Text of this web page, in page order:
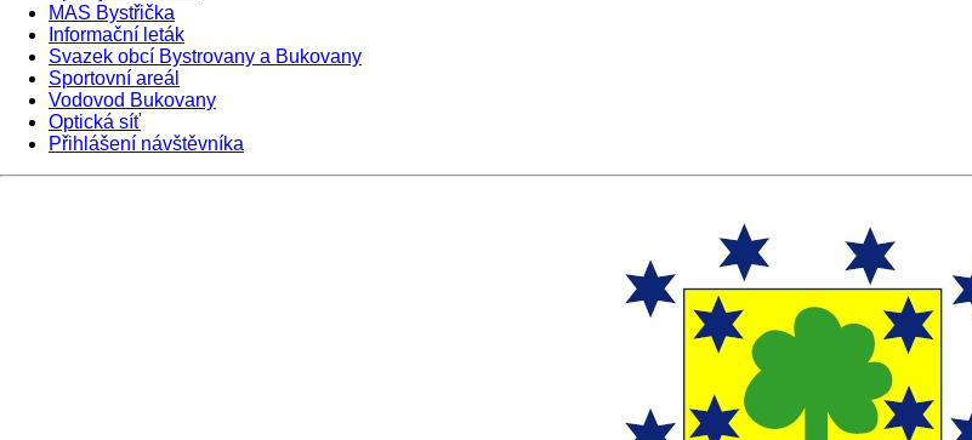
MAS Bystřička
Informační leták
Svazek obcí Bystrovany a Bukovany
Sportovní areál
Vodovod Bukovany
Optická síť
Přihlášení návštěvníka